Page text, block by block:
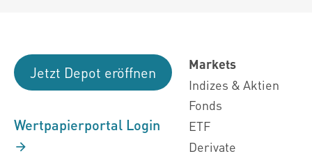
Jetzt Depot eröffnen
Wertpapierportal Login
Markets
Indizes & Aktien
Fonds
ETF
Derivate